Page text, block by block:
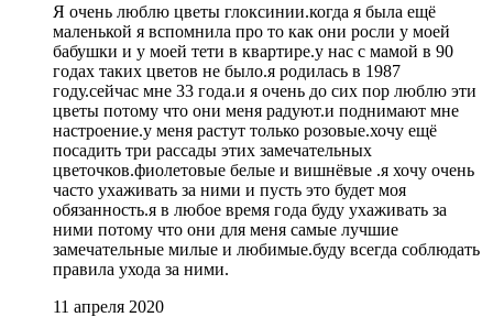
Я очень люблю цветы глоксинии.когда я была ещё
маленькой я вспомнила про то как они росли у моей
бабушки и у моей тети в квартире.у нас с мамой в 90
годах таких цветов не было.я родилась в 1987
году.сейчас мне 33 года.и я очень до сих пор люблю эти
цветы потому что они меня радуют.и поднимают мне
настроение.у меня растут только розовые.хочу ещё
посадить три рассады этих замечательных
цветочков.фиолетовые белые и вишнёвые .я хочу очень
часто ухаживать за ними и пусть это будет моя
обязанность.я в любое время года буду ухаживать за
ними потому что они для меня самые лучшие
замечательные милые и любимые.буду всегда соблюдать
правила ухода за ними.
11 апреля 2020